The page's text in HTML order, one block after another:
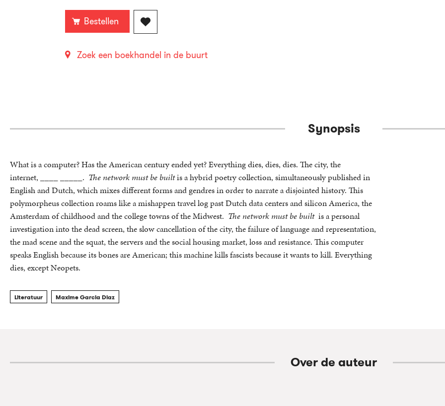
Bestellen
Zoek een boekhandel in de buurt
Synopsis
What is a computer? Has the American century ended yet? Everything dies, dies, dies. The city, the
internet, ____ _____. The network must be builtis a hybrid poetry collection, simultaneously published in
English and Dutch, which mixes different forms and gendres in order to narrate a disjointed history. This
polymorpheus collection roams like a mishappen travel log past Dutch data centers and silicon America, the
Amsterdam of childhood and the college towns of the Midwest. The network must be built is a personal
investigation into the dead screen, the slow cancellation of the city, the failure of language and representation,
the mad scene and the squat, the servers and the social housing market, loss and resistance. This computer
speaks English because its bones are American; this machine kills fascists because it wants to kill. Everything
dies, except Neopets.
Literatuur Maxime Garcia Diaz
Over de auteur